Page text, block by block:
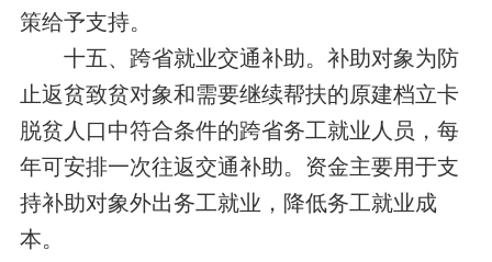
策给予支持。
十五、跨省就业交通补助。补助对象为防
止返贫致贫对象和需要继续帮扶的原建档立卡
脱贫人口中符合条件的跨省务工就业人员，每
年可安排一次往返交通补助。资金主要用于支
持补助对象外出务工就业，降低务工就业成
本。